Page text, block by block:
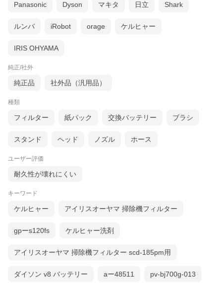
Panasonic Dyson マキタ 日立 Shark
ルンバ iRobot orage ケルヒャー
IRIS OHYAMA
純正/社外
純正品 社外品（汎用品）
種類
フィルター 紙パック 交換バッテリー ブラシ
スタンド ヘッド ノズル ホース
ユーザー評価
耐久性が壊れにくい
キーワード
ケルヒャー アイリスオーヤマ 掃除機フィルター
gpーs120fs ケルヒャー洗剤
アイリスオーヤマ 掃除機フィルター scd-185pm用
ダイソン v8 バッテリー aー48511 pv-bj700g-013